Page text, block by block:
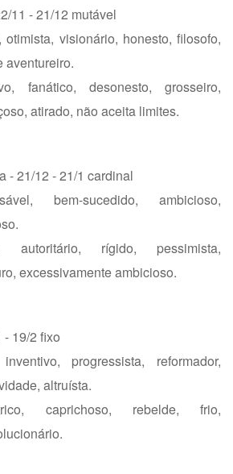
11 - 21/12 mutável
otimista, visionário, honesto, filosofo,
aventureiro.
fanático, desonesto, grosseiro,
atirado, não aceita limites.
- 21/12 - 21/1 cardinal
bem-sucedido, ambicioso,
rígido, pessimista,
excessivamente ambicioso.
- 19/2 fixo
progressista, reformador,
altruísta.
caprichoso, rebelde, frio,